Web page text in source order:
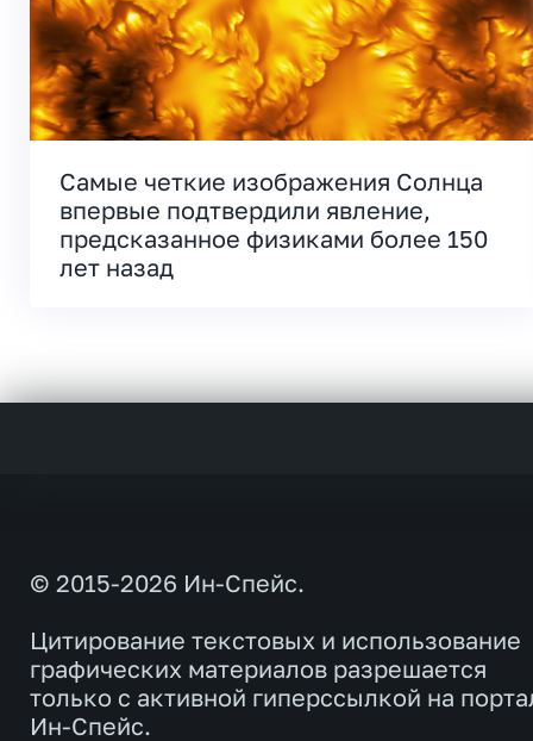
Самые четкие изображения Солнца
впервые подтвердили явление,
предсказанное физиками более 150
лет назад
© 2015-2026 Ин-Спейс.
Цитирование текстовых и использование
графических материалов разрешается
только с активной гиперссылкой на
Ин-Спейс.